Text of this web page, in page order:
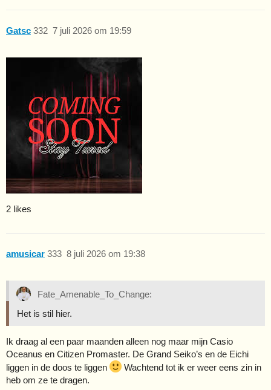
Gatsc 7 juli 2026 om 19:59
332
2 likes
amusicar 8 juli 2026 om 19:38
333
Fate_Amenable_To_Change:
Het is stil hier.
Ik draag al een paar maanden alleen nog maar mijn Casio
Oceanus en Citizen Promaster. De Grand Seiko’s en de Eichi
liggen in de doos te liggen
Wachtend tot ik er weer eens zin in
heb om ze te dragen.